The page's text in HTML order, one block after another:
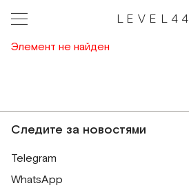
LEVEL44
Элемент не найден
Следите за новостями
Telegram
WhatsApp